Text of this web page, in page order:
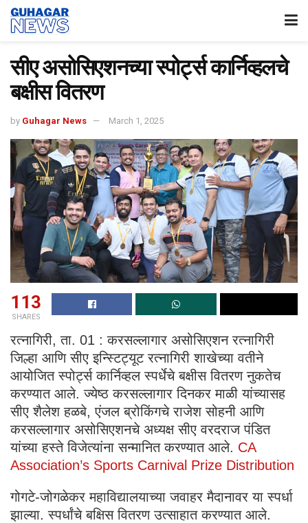
सीए असोसिएशनच्या स्पोर्ट्स कार्निव्हलचे
बक्षीस वितरण
by Guhagar News March 1, 2025
113
SHARES
रत्नागिरी, ता. 01 : करसल्लागार असोसिएशन रत्नागिरी
जिल्हा आणि सीए इन्स्टिट्यूट रत्नागिरी शाखेच्या वतीने
आयोजित स्पोर्ट्स कार्निव्हल स्पर्धेचे बक्षीस वितरण नुकतेच
करण्यात आले. ज्येष्ठ करसल्लागार दिनकर माळी यांच्यासह
सीए शैलेश हळबे, एंजल ब्रोकिंगचे राजेश सोहनी आणि
करसल्लागार असोसिएशनचे अध्यक्ष सीए वरदराज पंडित
यांच्या हस्ते विजेत्यांना सन्मानित करण्यात आले. CA
Association’s Sports Carnival Prize Distribution
गोगटे-जोगळेकर महाविद्यालयाच्या जवाहर मैदानावर या स्पर्धा
झाल्या. स्पर्धांचे बक्षिस वितरण उत्साहात करण्यात आले.